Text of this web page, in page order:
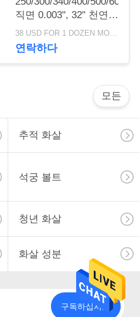
직면 0.003", 32" 천연
깃털
38 USD FOR 1 DOZEN MOQ:12 PC, 한 다스
연락하다
모든
추적 화살
석궁 볼트
청년 화살
화살 성분
구독하십시오